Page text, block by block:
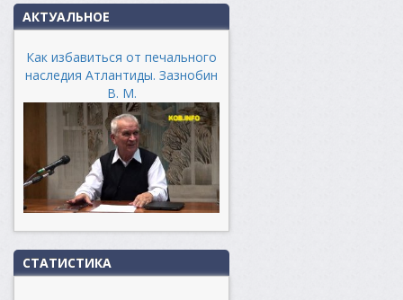
АКТУАЛЬНОЕ
Как избавиться от печального
наследия Атлантиды. Зазнобин
В. М.
СТАТИСТИКА